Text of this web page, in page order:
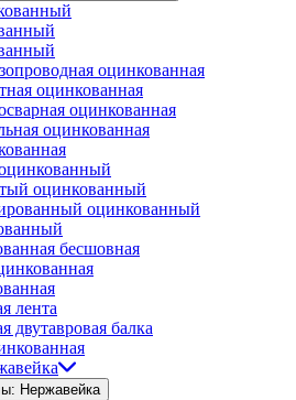
оцинкованная
оцинкованная
оцинкованная
оцинкованная
оцинкованный
оцинкованный
бесшовная
лента
двутавровая балка
Нержавейка